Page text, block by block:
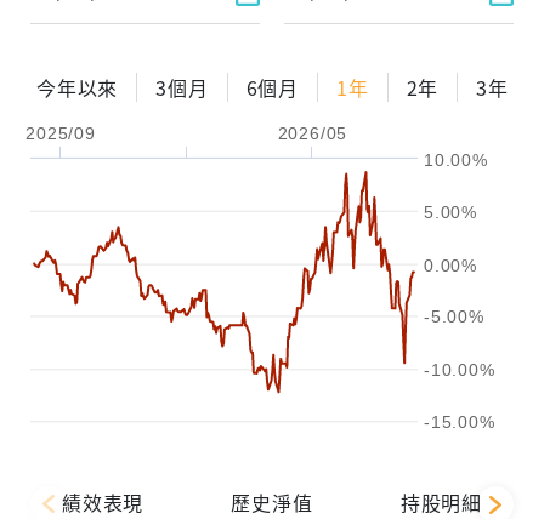
今年以來 3個月 6個月 1年 2年 3年
2025/09 2026/05
-15.00%
-10.00%
-5.00%
0.00%
5.00%
10.00%
績效表現 歷史淨值 持股明細